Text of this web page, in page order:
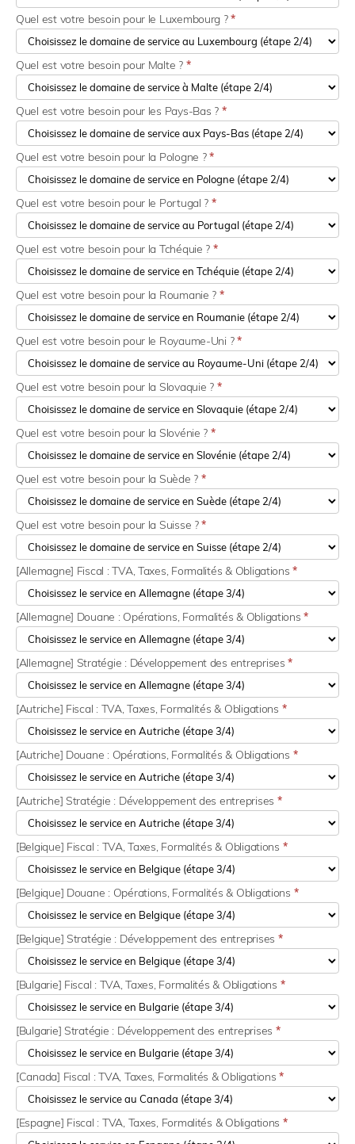
Quel est votre besoin pour le Luxembourg ?*
Quel est votre besoin pour Malte ? *
Quel est votre besoin pour les Pays-Bas ? *
Quel est votre besoin pour la Pologne ?*
Quel est votre besoin pour le Portugal ? *
Quel est votre besoin pour la Tchéquie ? *
Quel est votre besoin pour la Roumanie ? *
Quel est votre besoin pour le Royaume-Uni ?*
Quel est votre besoin pour la Slovaquie ? *
Quel est votre besoin pour la Slovénie ? *
Quel est votre besoin pour la Suède ? *
Quel est votre besoin pour la Suisse ?*
[Allemagne] Fiscal : TVA, Taxes, Formalités & Obligations*
[Allemagne] Douane : Opérations, Formalités & Obligations*
[Allemagne] Stratégie : Développement des entreprises*
[Autriche] Fiscal : TVA, Taxes, Formalités & Obligations *
[Autriche] Douane : Opérations, Formalités & Obligations *
[Autriche] Stratégie : Développement des entreprises *
[Belgique] Fiscal : TVA, Taxes, Formalités & Obligations *
[Belgique] Douane : Opérations, Formalités & Obligations *
[Belgique] Stratégie : Développement des entreprises *
[Bulgarie] Fiscal : TVA, Taxes, Formalités & Obligations *
[Bulgarie] Stratégie : Développement des entreprises *
[Canada] Fiscal : TVA, Taxes, Formalités & Obligations*
[Espagne] Fiscal : TVA, Taxes, Formalités & Obligations *